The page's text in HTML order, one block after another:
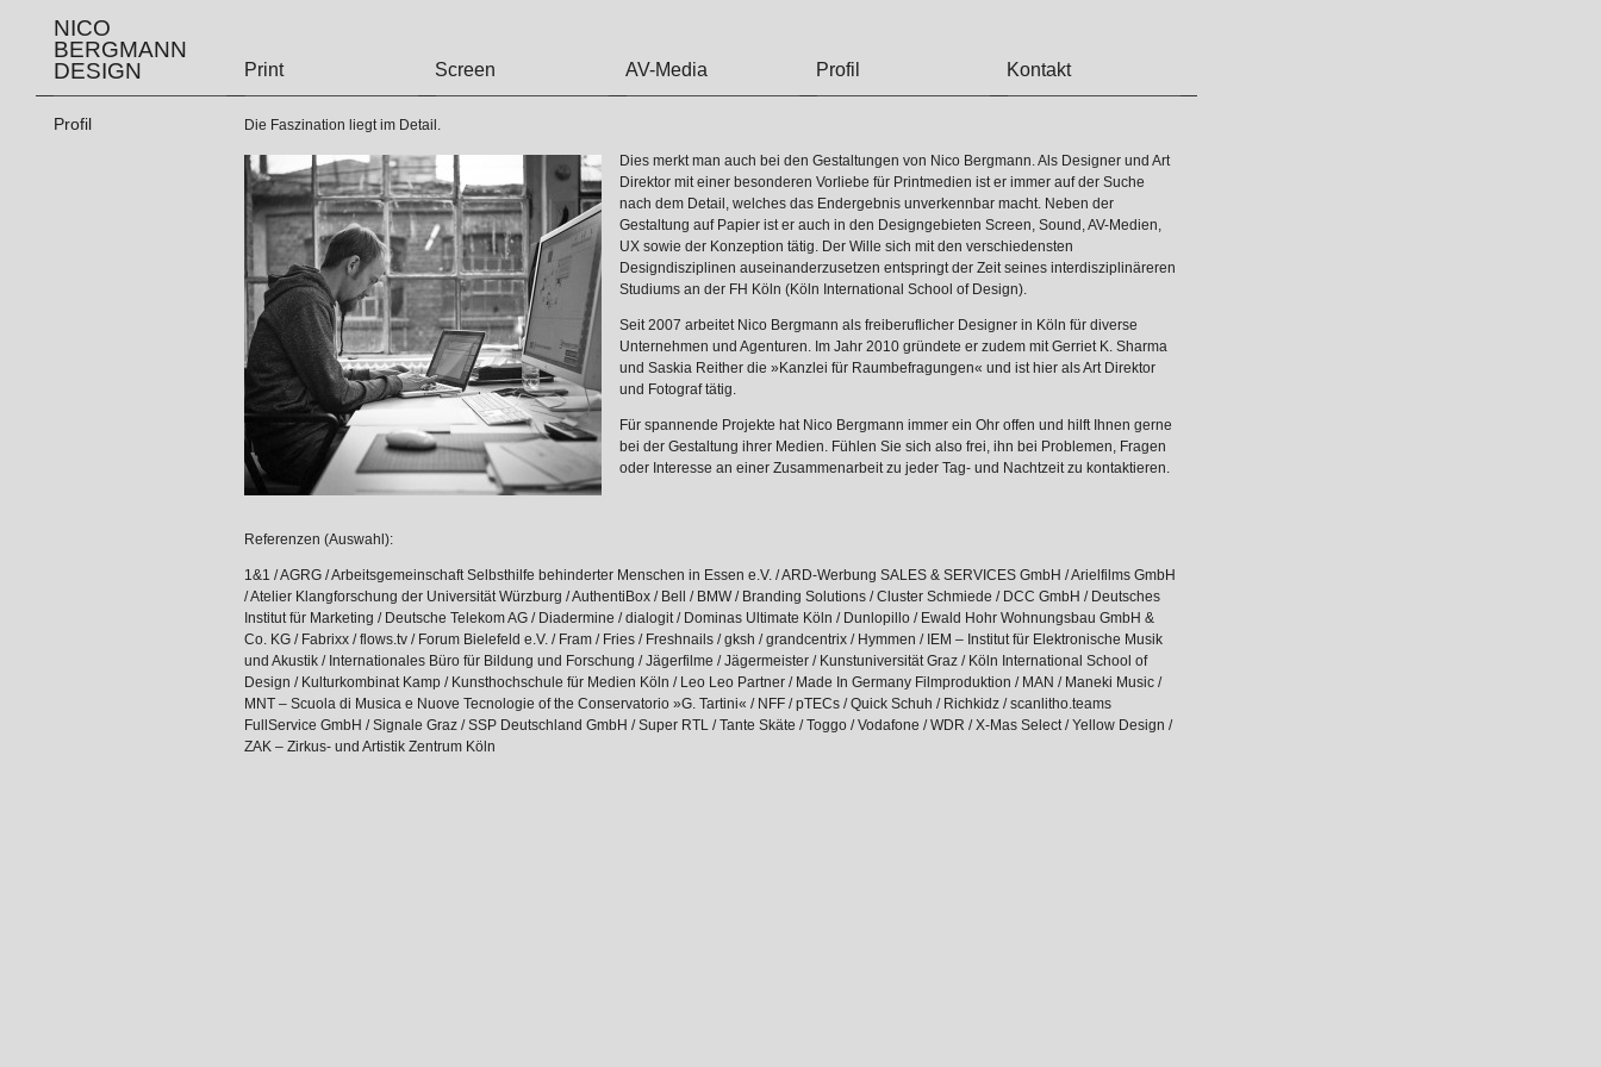
NICO
BERGMANN
DESIGN
Print Screen AV-Media Profil Kontakt
Profil Die Faszination liegt im Detail.
Dies merkt man auch bei den Gestaltungen von Nico Bergmann. Als Designer und Art
Direktor mit einer besonderen Vorliebe für Printmedien ist er immer auf der Suche
nach dem Detail, welches das Endergebnis unverkennbar macht. Neben der
Gestaltung auf Papier ist er auch in den Designgebieten Screen, Sound, AV-Medien,
UX sowie der Konzeption tätig. Der Wille sich mit den verschiedensten
Designdisziplinen auseinanderzusetzen entspringt der Zeit seines interdisziplinäreren
Studiums an der FH Köln (Köln International School of Design).
Seit 2007 arbeitet Nico Bergmann als freiberuflicher Designer in Köln für diverse
Unternehmen und Agenturen. Im Jahr 2010 gründete er zudem mit Gerriet K. Sharma
und Saskia Reither die »Kanzlei für Raumbefragungen« und ist hier als Art Direktor
und Fotograf tätig.
Für spannende Projekte hat Nico Bergmann immer ein Ohr offen und hilft Ihnen gerne
bei der Gestaltung ihrer Medien. Fühlen Sie sich also frei, ihn bei Problemen, Fragen
oder Interesse an einer Zusammenarbeit zu jeder Tag- und Nachtzeit zu kontaktieren.
Referenzen (Auswahl):
1&1 / AGRG / Arbeitsgemeinschaft Selbsthilfe behinderter Menschen in Essen e.V. / ARD-Werbung SALES & SERVICES GmbH / Arielfilms GmbH
/ Atelier Klangforschung der Universität Würzburg / AuthentiBox / Bell / BMW / Branding Solutions / Cluster Schmiede / DCC GmbH / Deutsches
Institut für Marketing / Deutsche Telekom AG / Diadermine / dialogit / Dominas Ultimate Köln / Dunlopillo / Ewald Hohr Wohnungsbau GmbH &
Co. KG / Fabrixx / flows.tv / Forum Bielefeld e.V. / Fram / Fries / Freshnails / gksh / grandcentrix / Hymmen / IEM – Institut für Elektronische Musik
und Akustik / Internationales Büro für Bildung und Forschung / Jägerfilme / Jägermeister / Kunstuniversität Graz / Köln International School of
Design / Kulturkombinat Kamp / Kunsthochschule für Medien Köln / Leo Leo Partner / Made In Germany Filmproduktion / MAN / Maneki Music /
MNT – Scuola di Musica e Nuove Tecnologie of the Conservatorio »G. Tartini« / NFF / pTECs / Quick Schuh / Richkidz / scanlitho.teams
FullService GmbH / Signale Graz / SSP Deutschland GmbH / Super RTL / Tante Skäte / Toggo / Vodafone / WDR / X-Mas Select / Yellow Design /
ZAK – Zirkus- und Artistik Zentrum Köln